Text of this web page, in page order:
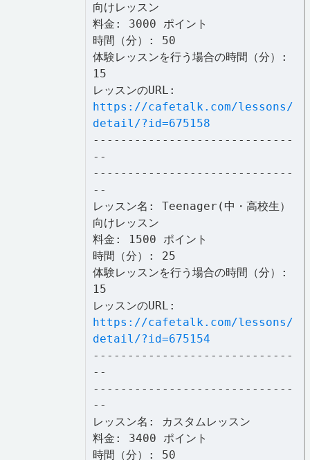
向けレッスン
料金: 3000 ポイント
時間（分）: 50
体験レッスンを行う場合の時間（分）:
15
レッスンのURL:
https://cafetalk.com/lessons/
detail/?id=675158
-----------------------------
--
-----------------------------
--
レッスン名: Teenager(中・高校生）
向けレッスン
料金: 1500 ポイント
時間（分）: 25
体験レッスンを行う場合の時間（分）:
15
レッスンのURL:
https://cafetalk.com/lessons/
detail/?id=675154
-----------------------------
--
-----------------------------
--
レッスン名: カスタムレッスン
料金: 3400 ポイント
時間（分）: 50